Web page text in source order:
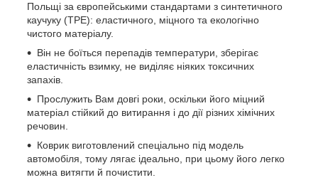
Польщі за європейськими стандартами з синтетичного
каучуку (ТРЕ): еластичного, міцного та екологічно
чистого матеріалу.
Він не боїться перепадів температури, зберігає
еластичність взимку, не виділяє ніяких токсичних
запахів.
Прослужить Вам довгі роки, оскільки його міцний
матеріал стійкий до витирання і до дії різних хімічних
речовин.
Коврик виготовлений спеціально під модель
автомобіля, тому лягає ідеально, при цьому його легко
можна витягти й почистити.